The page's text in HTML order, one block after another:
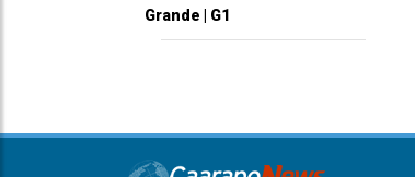
Grande | G1